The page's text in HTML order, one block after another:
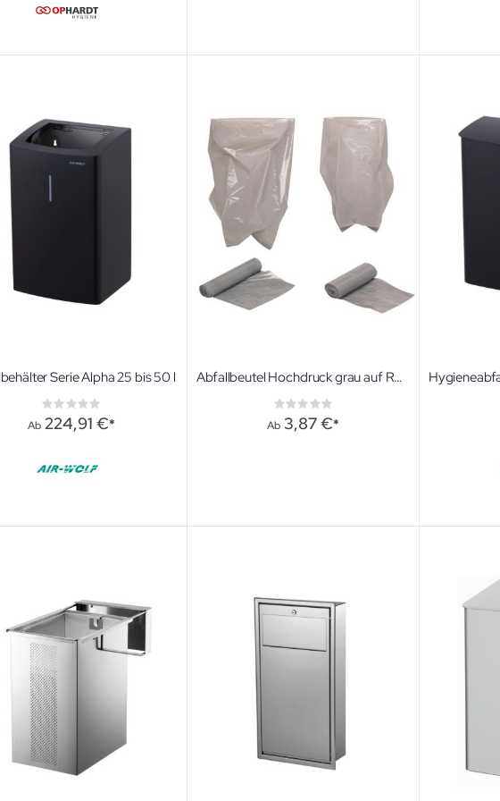
Serie Alpha 25 bis 50 l
Rating:
0%
Ab 224,91 €
Abfallbeutel Hochdruck grau auf Rolle Hochdruck-Folienbeutel LDPE
Rating:
0%
Ab 3,87 €